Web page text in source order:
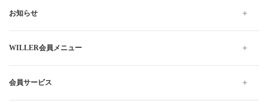
お知らせ
WILLER会員メニュー
会員サービス